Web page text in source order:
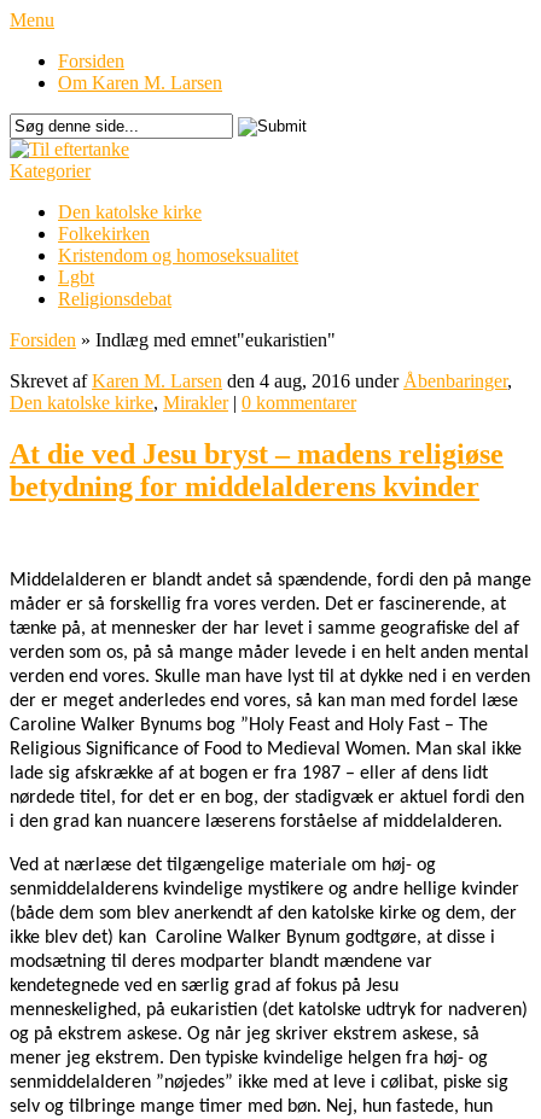
Menu
Forsiden
Om Karen M. Larsen
Kategorier
Den katolske kirke
Folkekirken
Kristendom og homoseksualitet
Lgbt
Religionsdebat
Forsiden » Indlæg med emnet"eukaristien"
Skrevet afKaren M. Larsen den 4 aug, 2016 under Åbenbaringer,
Den katolske kirke, Mirakler| 0 kommentarer
At die ved Jesu bryst – madens religiøse
betydning for middelalderens kvinder
Middelalderen er blandt andet så spændende, fordi den på mange
måder er så forskellig fra vores verden. Det er fascinerende, at
tænke på, at mennesker der har levet i samme geografiske del af
verden som os, på så mange måder levede i en helt anden mental
verden end vores. Skulle man have lyst til at dykke ned i en verden
der er meget anderledes end vores, så kan man med fordel læse
Caroline Walker Bynums bog ”Holy Feast and Holy Fast – The
Religious Significance of Food to Medieval Women. Man skal ikke
lade sig afskrække af at bogen er fra 1987 – eller af dens lidt
nørdede titel, for det er en bog, der stadigvæk er aktuel fordi den
i den grad kan nuancere læserens forståelse af middelalderen.
Ved at nærlæse det tilgængelige materiale om høj- og
senmiddelalderens kvindelige mystikere og andre hellige kvinder
(både dem som blev anerkendt af den katolske kirke og dem, der
ikke blev det) kan Caroline Walker Bynum godtgøre, at disse i
modsætning til deres modparter blandt mændene var
kendetegnede ved en særlig grad af fokus på Jesu
menneskelighed, på eukaristien (det katolske udtryk for nadveren)
og på ekstrem askese. Og når jeg skriver ekstrem askese, så
mener jeg ekstrem. Den typiske kvindelige helgen fra høj- og
senmiddelalderen ”nøjedes” ikke med at leve i cølibat, piske sig
selv og tilbringe mange timer med bøn. Nej, hun fastede, hun